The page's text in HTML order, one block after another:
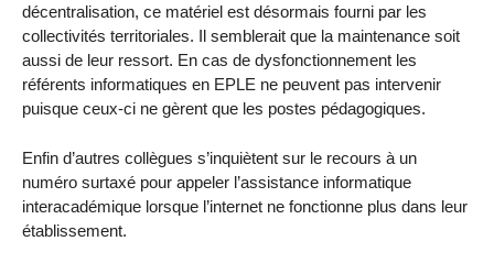
décentralisation, ce matériel est désormais fourni par les
collectivités territoriales. Il semblerait que la maintenance soit
aussi de leur ressort. En cas de dysfonctionnement les
référents informatiques en EPLE ne peuvent pas intervenir
puisque ceux-ci ne gèrent que les postes pédagogiques.
Enfin d’autres collègues s’inquiètent sur le recours à un
numéro surtaxé pour appeler l’assistance informatique
interacadémique lorsque l’internet ne fonctionne plus dans leur
établissement.